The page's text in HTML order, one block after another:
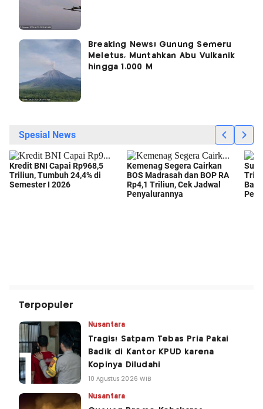
Breaking News! Gunung Semeru
Meletus, Muntahkan Abu Vulkanik
hingga 1.000 M
Terpopuler
Nusantara
Tragis! Satpam Tebas Pria Pakai
Badik di Kantor KPUD karena
Kopinya Diludahi
10 Agustus 2026 WIB
Nusantara